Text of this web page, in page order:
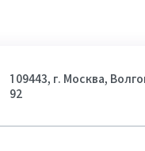
109443, г. Москва,
92